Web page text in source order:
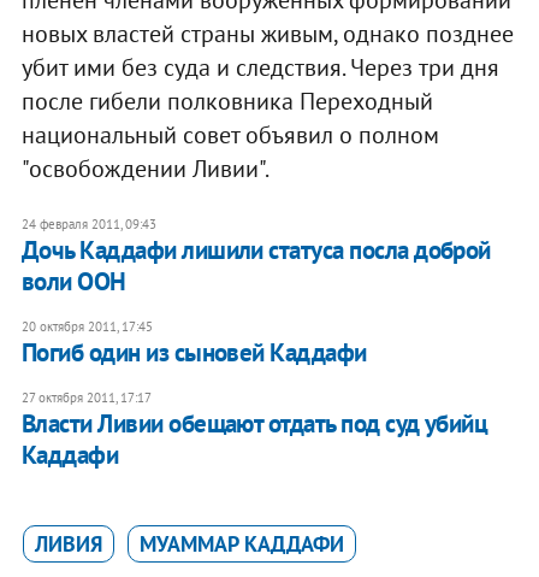
новых властей страны живым, однако позднее
убит ими без суда и следствия. Через три дня
после гибели полковника Переходный
национальный совет объявил о полном
"освобождении Ливии".
24 февраля 2011, 09:43
Дочь Каддафи лишили статуса посла доброй
воли ООН​
20 октября 2011, 17:45
Погиб один из сыновей Каддафи
27 октября 2011, 17:17
Власти Ливии обещают отдать под суд убийц
Каддафи
ЛИВИЯ МУАММАР КАДДАФИ